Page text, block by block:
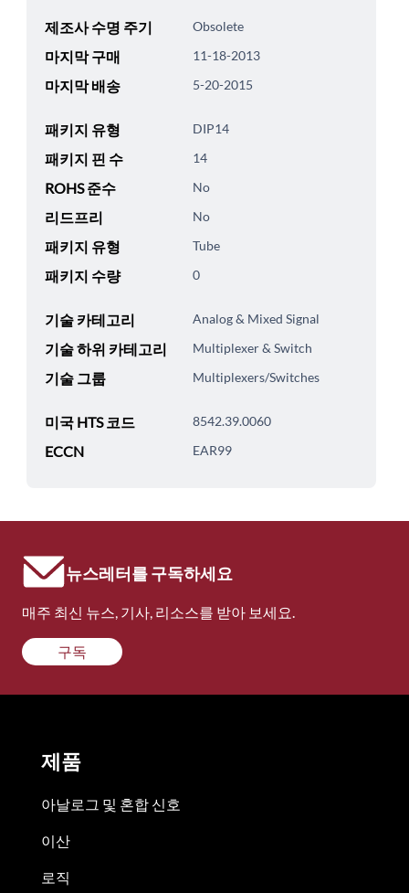
제조사 수명 주기 Obsolete
마지막 구매 11-18-2013
마지막 배송 5-20-2015
패키지 유형 DIP14
패키지 핀 수 14
ROHS 준수 No
리드프리 No
패키지 유형 Tube
패키지 수량 0
기술 카테고리 Analog & Mixed Signal
기술 하위 카테고리 Multiplexer & Switch
기술 그룹 Multiplexers/Switches
미국 HTS 코드 8542.39.0060
ECCN EAR99
뉴스레터를 구독하세요
매주 최신 뉴스, 기사, 리소스를 받아 보세요.
구독
제품
아날로그 및 혼합 신호
이산
로직